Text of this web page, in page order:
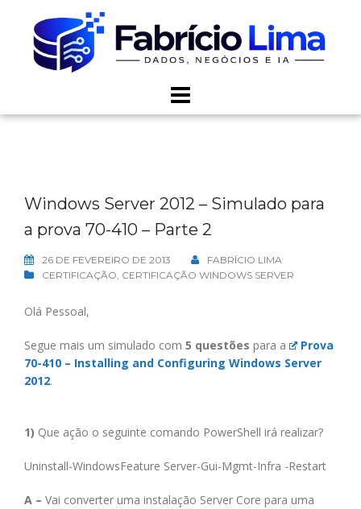
content
Windows Server 2012 – Simulado para
a prova 70-410 – Parte 2
26 DE FEVEREIRO DE 2013
FABRÍCIO LIMA
CERTIFICAÇÃO, CERTIFICAÇÃO WINDOWS SERVER
Olá Pessoal,
Segue mais um simulado com 5 questões para a
Prova
70-410 – Installing and Configuring Windows Server
2012.
1) Que ação o seguinte comando PowerShell irá realizar?
Uninstall-WindowsFeature Server-Gui-Mgmt-Infra -Restart
A – Vai converter uma instalação Server Core para uma